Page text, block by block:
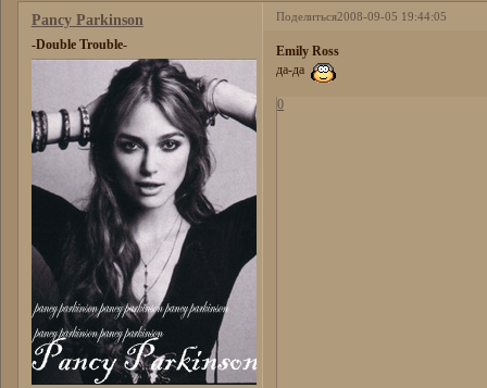
Поделиться2008-09-05 19:44:05
Pancy Parkinson
-Double Trouble-
Emily Ross
да-да
0